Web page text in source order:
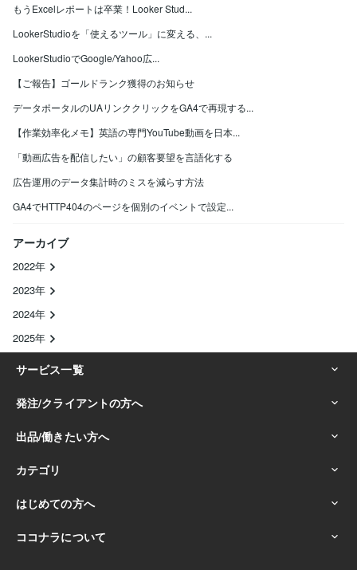
もうExcelレポートは卒業！Looker Stud...
LookerStudioを「使えるツール」に変える、...
LookerStudioでGoogle/Yahoo広...
【ご報告】ゴールドランク獲得のお知らせ
データポータルのUAリンククリックをGA4で再現する...
【作業効率化メモ】英語の専門YouTube動画を日本...
「動画広告を配信したい」の顧客要望を言語化する
広告運用のデータ集計時のミスを減らす方法
GA4でHTTP404のページを個別のイベントで設定...
アーカイブ
2022年
2023年
2024年
2025年